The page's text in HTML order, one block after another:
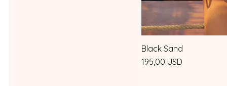
Black Sand
Prezzo
195,00 USD